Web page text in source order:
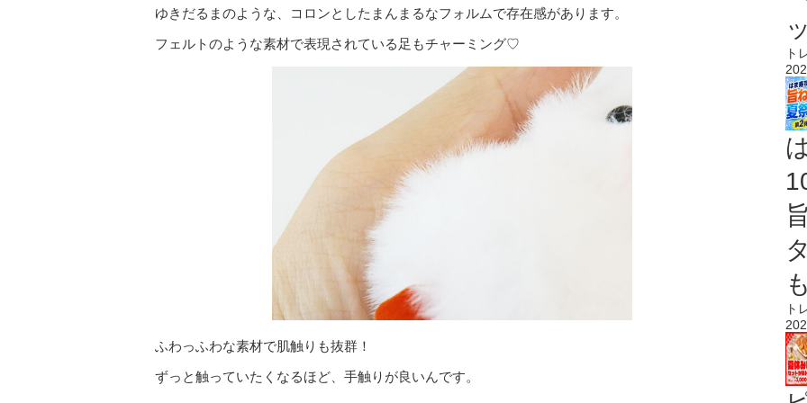
ゆきだるまのような、コロンとしたまんまるなフォルムで存在感があります。
フェルトのような素材で表現されている足もチャーミング♡
ふわっふわな素材で肌触りも抜群！
ずっと触っていたくなるほど、手触りが良いんです。
ト
ト